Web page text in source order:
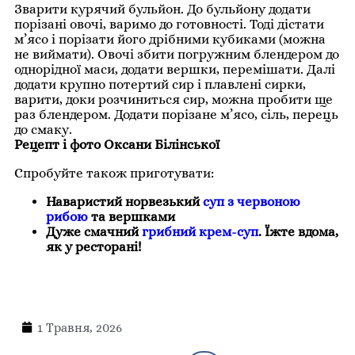
Зварити курячий бульйон. До бульйону додати
порізані овочі, варимо до готовності. Тоді дістати
м’ясо і порізати його дрібними кубиками (можна
не виймати). Овочі збити погружним блендером до
однорідної маси, додати вершки, перемішати. Далі
додати крупно потертий сир і плавлені сирки,
варити, доки розчиниться сир, можна пробити ще
раз блендером. Додати порізане м’ясо, сіль, перець
до смаку.
Рецепт і фото Оксани Білінської
Спробуйте також приготувати:
Наваристий норвезькийсуп з червоною
рибою та вершками
Дуже смачнийгрибний крем-суп. Їжте вдома,
як у ресторані!
1 Травня, 2026